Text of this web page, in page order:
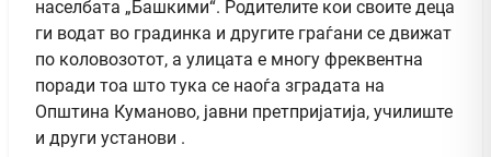
населбата „Башкими“. Родителите кои своите деца
ги водат во градинка и другите граѓани се движат
по коловозотот, а улицата е многу фреквентна
поради тоа што тука се наоѓа зградата на
Општина Куманово, јавни претпријатија, училиште
и други установи .